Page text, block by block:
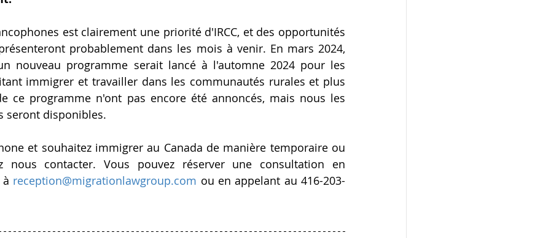
est clairement une priorité d'IRCC, et des opportunités
probablement dans les mois à venir. En mars 2024,
nouveau programme serait lancé à l'automne 2024 pour les
immigrer et travailler dans les communautés rurales et plus
ce programme n'ont pas encore été annoncés, mais nous les
seront disponibles.
et souhaitez immigrer au Canada de manière temporaire ou
nous contacter. Vous pouvez réserver une consultation en
reception@migrationlawgroup.com ou en appelant au 416-203-